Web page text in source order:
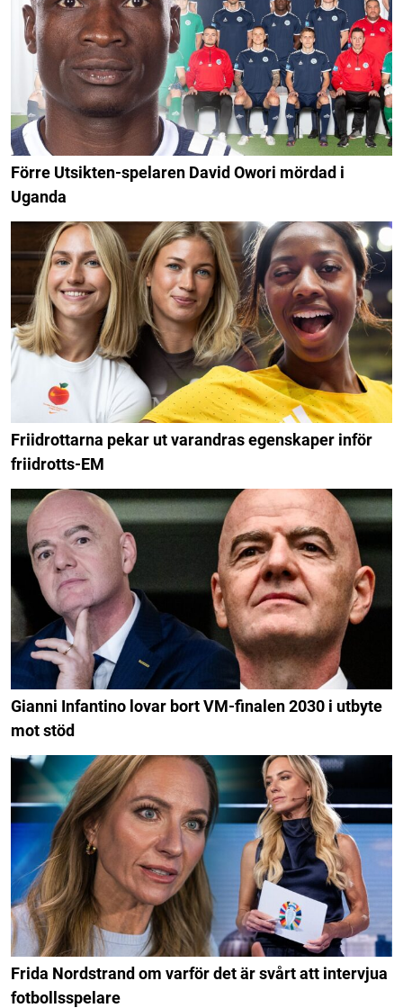
Förre Utsikten-spelaren David Owori mördad i
Uganda
Friidrottarna pekar ut varandras egenskaper inför
friidrotts-EM
Gianni Infantino lovar bort VM-finalen 2030 i utbyte
mot stöd
Frida Nordstrand om varför det är svårt att intervjua
fotbollsspelare